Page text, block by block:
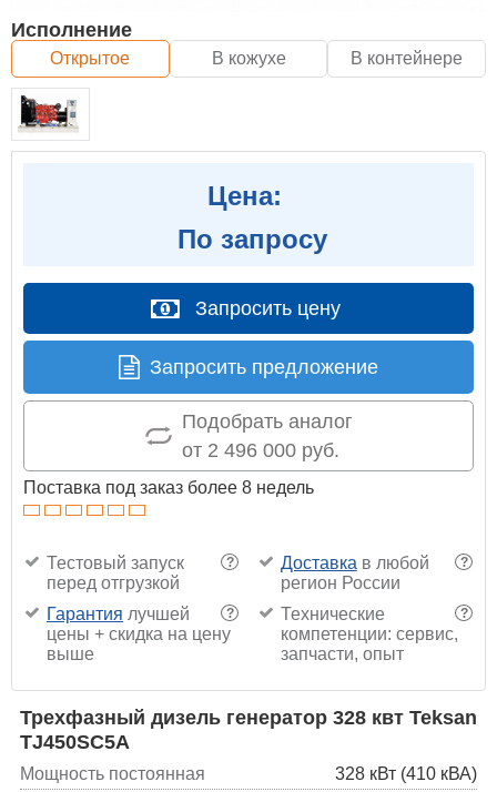
Исполнение
Открытое В кожухе В контейнере
Цена:
По запросу
Запросить цену
Запросить предложение
Подобрать аналог
от 2 496 000 руб.
Поставка под заказ более 8 недель
?
Тестовый запуск
перед отгрузкой
?
Доставка в любой
регион России
?
Гарантия лучшей
цены + скидка на цену
выше
?
Технические
компетенции: сервис,
запчасти, опыт
Трехфазный дизель генератор 328 квт Teksan
TJ450SC5A
Мощность постоянная
328 кВт (410 кВА)